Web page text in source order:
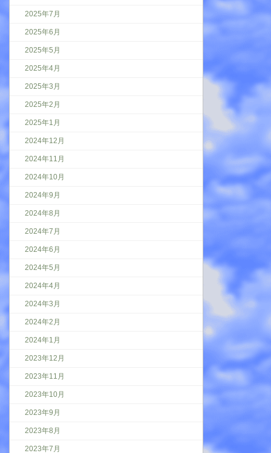
2025年7月
2025年6月
2025年5月
2025年4月
2025年3月
2025年2月
2025年1月
2024年12月
2024年11月
2024年10月
2024年9月
2024年8月
2024年7月
2024年6月
2024年5月
2024年4月
2024年3月
2024年2月
2024年1月
2023年12月
2023年11月
2023年10月
2023年9月
2023年8月
2023年7月